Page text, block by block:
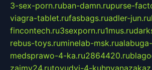
3-sex-porn.ruban-damn.rupurse-
viagra-tablet.rufasbags.ruadler-jun.ru
fincontech.ru3sexporn.ru1mus.ru
rebus-toys.ruminelab-msk.ru
medsprawo-4-ka.ru2864420.ru